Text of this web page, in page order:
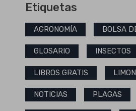
Etiquetas
AGRONOMÍA BOLSA
GLOSARIO INSECTOS
LIBROS GRATIS LIMON
NOTICIAS PLAGAS